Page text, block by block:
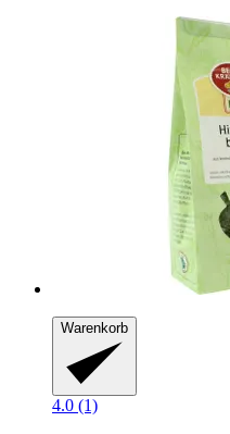
Warenkorb
4.0 (1)